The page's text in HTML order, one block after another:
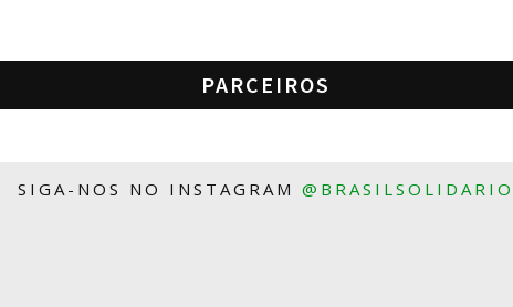
PARCEIROS
SIGA-NOS NO INSTAGRAM @BRASILSOLIDARIO